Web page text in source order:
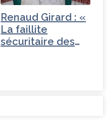
Renaud Girard : «
La faillite
sécuritaire des